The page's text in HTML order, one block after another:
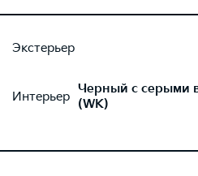
Экстерьер
Интерьер Черный с серыми
(WK)